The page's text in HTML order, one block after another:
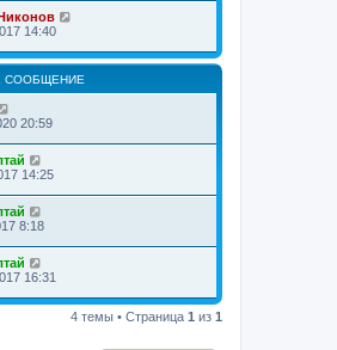
14:40
СООБЩЕНИЕ
20:59
14:25
8:18
16:31
4 темы • Страница 1 из 1